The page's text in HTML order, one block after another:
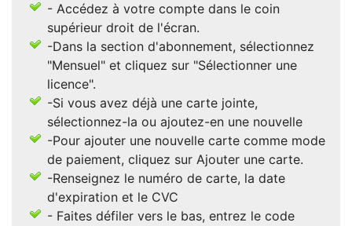
- Accédez à votre compte dans le coin
supérieur droit de l'écran.
-Dans la section d'abonnement, sélectionnez
"Mensuel" et cliquez sur "Sélectionner une
licence".
-Si vous avez déjà une carte jointe,
sélectionnez-la ou ajoutez-en une nouvelle
-Pour ajouter une nouvelle carte comme mode
de paiement, cliquez sur Ajouter une carte.
-Renseignez le numéro de carte, la date
d'expiration et le CVC
- Faites défiler vers le bas, entrez le code